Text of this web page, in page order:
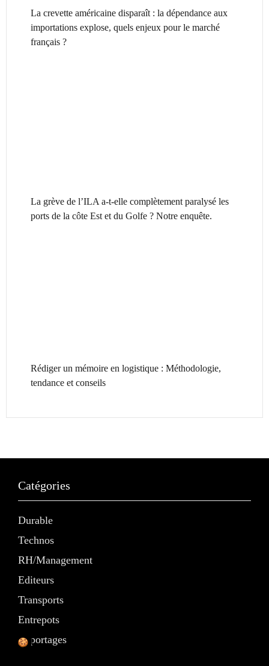
La crevette américaine disparaît : la dépendance aux
importations explose, quels enjeux pour le marché
français ?
La grève de l’ILA a-t-elle complètement paralysé les
ports de la côte Est et du Golfe ? Notre enquête.
Rédiger un mémoire en logistique : Méthodologie,
tendance et conseils
Catégories
Durable
Technos
RH/Management
Editeurs
Transports
Entrepots
Reportages